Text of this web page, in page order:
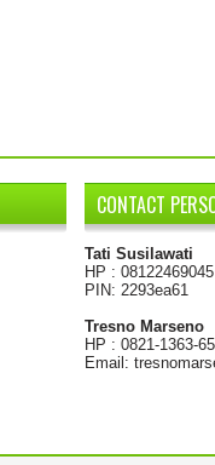
CONTACT
Tati Susilawati
HP : 08122469045
PIN: 2293ea61
Tresno Marseno
HP : 0821-1363-
Email: